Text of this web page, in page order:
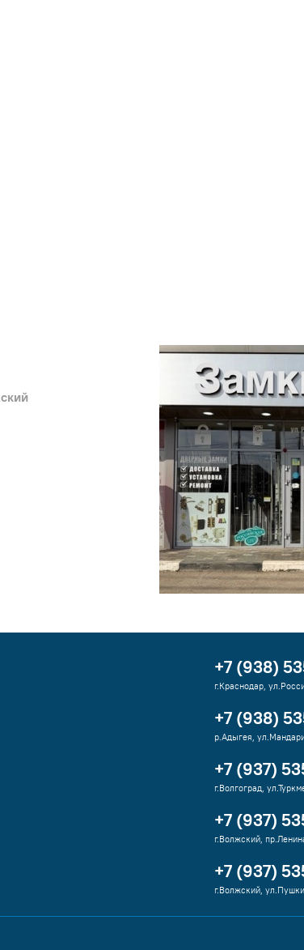
+7 (938)
г.Краснодар,
+7 (938)
р.Адыгея,
+7 (937)
г.Волгоград,
+7 (937)
г.Волжский,
+7 (937)
г.Волжский,